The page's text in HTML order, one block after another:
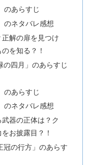
のあらすじ
のネタバレ感想
解の扉を見つけ
を知る？！
の四月」のあらすじ
のあらすじ
のネタバレ感想
器の正体は？ク
お披露目？！
冠の行方」のあらす